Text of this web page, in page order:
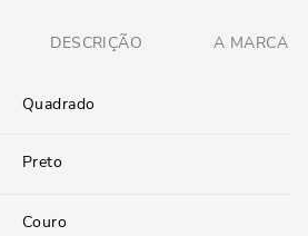
DESCRIÇÃO A MARCA
Quadrado
Preto
Couro